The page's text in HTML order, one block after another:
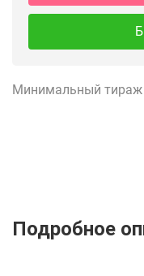
Минимальный тираж
Описание Отзывы